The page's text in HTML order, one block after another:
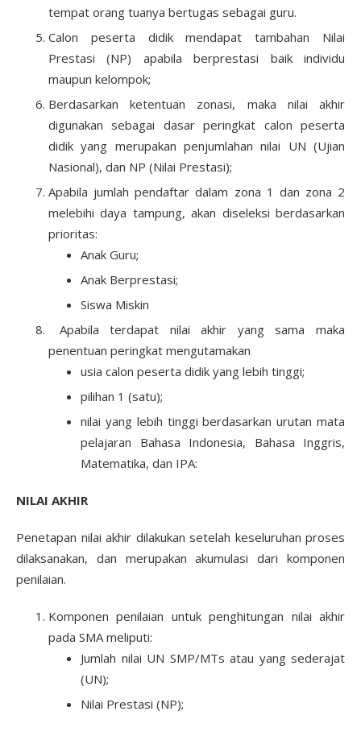
tempat orang tuanya bertugas sebagai guru.
Calon peserta didik mendapat tambahan Nilai
Prestasi (NP) apabila berprestasi baik individu
maupun kelompok;
Berdasarkan ketentuan zonasi, maka nilai akhir
digunakan sebagai dasar peringkat calon peserta
didik yang merupakan penjumlahan nilai UN (Ujian
Nasional), dan NP (Nilai Prestasi);
Apabila jumlah pendaftar dalam zona 1 dan zona 2
melebihi daya tampung, akan diseleksi berdasarkan
prioritas:
Anak Guru;
Anak Berprestasi;
Siswa Miskin
Apabila terdapat nilai akhir yang sama maka
penentuan peringkat mengutamakan
usia calon peserta didik yang lebih tinggi;
pilihan 1 (satu);
nilai yang lebih tinggi berdasarkan urutan mata
pelajaran Bahasa Indonesia, Bahasa Inggris,
Matematika, dan IPA:
NILAI AKHIR
Penetapan nilai akhir dilakukan setelah keseluruhan proses
dilaksanakan, dan merupakan akumulasi dari komponen
penilaian.
Komponen penilaian untuk penghitungan nilai akhir
pada SMA meliputi:
Jumlah nilai UN SMP/MTs atau yang sederajat
(UN);
Nilai Prestasi (NP);